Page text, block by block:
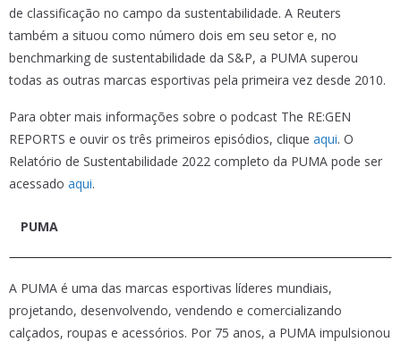
de classificação no campo da sustentabilidade. A Reuters
também a situou como número dois em seu setor e, no
benchmarking de sustentabilidade da S&P, a PUMA superou
todas as outras marcas esportivas pela primeira vez desde 2010.
Para obter mais informações sobre o podcast The RE:GEN
REPORTS e ouvir os três primeiros episódios, clique aqui. O
Relatório de Sustentabilidade 2022 completo da PUMA pode ser
acessado aqui.
PUMA
A PUMA é uma das marcas esportivas líderes mundiais,
projetando, desenvolvendo, vendendo e comercializando
calçados, roupas e acessórios. Por 75 anos, a PUMA impulsionou